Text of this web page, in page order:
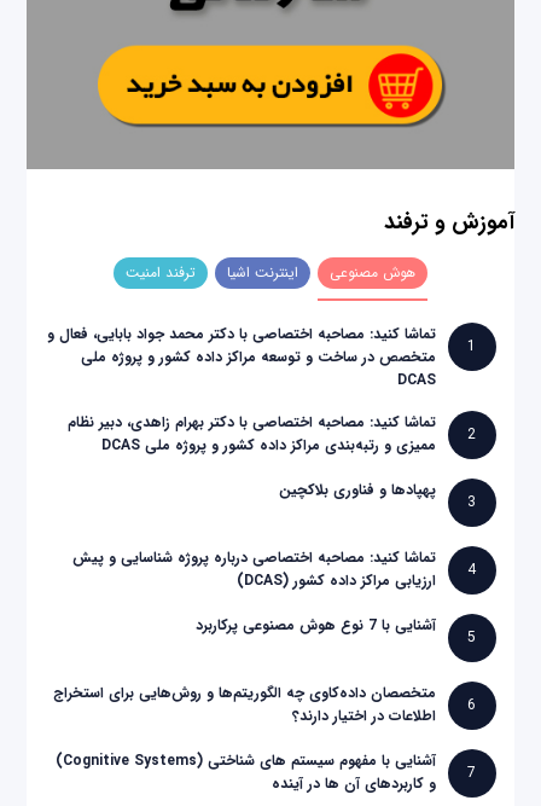
آموزش و ترفند
هوش مصنوعی اینترنت اشیا ترفند امنیت
1
تماشا کنید: مصاحبه اختصاصی با دکتر محمد جواد بابایی، فعال و
متخصص در ساخت و توسعه مراکز داده کشور و پروژه ملی
DCAS
2
تماشا کنید: مصاحبه اختصاصی با دکتر بهرام زاهدی، دبیر نظام
ممیزی و رتبه‌بندی مراکز داده کشور و پروژه ملی DCAS
3
پهپادها و فناوری بلاکچین
4
تماشا کنید: مصاحبه اختصاصی درباره پروژه شناسایی و پیش
ارزیابی مراکز داده کشور (DCAS)
5
آشنایی با 7 نوع هوش مصنوعی پرکاربرد
6
متخصصان داده‌کاوی چه الگوریتم‌ها و روش‌هایی برای استخراج
اطلاعات در اختیار دارند؟
7
آشنایی با مفهوم سیستم های شناختی (Cognitive Systems)
و کاربردهای آن ها در آینده